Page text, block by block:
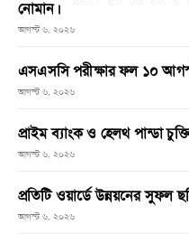
নোমান।
আগস্ট ৬, ২০২৬
এসএসসি পরীক্ষার ফল ১০
আগস্ট ৬, ২০২৬
প্রাইম ব্যাংক ও হেলথ পান্ডা চুক্তি
আগস্ট ৬, ২০২৬
প্রতিটি ওয়ার্ডে উন্নয়নের সুফল
আগস্ট ৬, ২০২৬